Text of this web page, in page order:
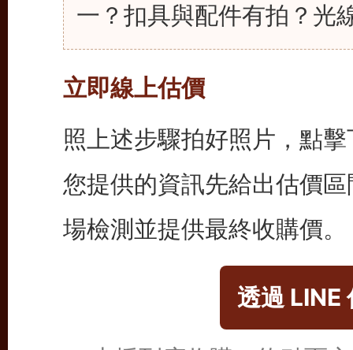
一？扣具與配件有拍？光
立即線上估價
照上述步驟拍好照片，點
您提供的資訊先給出估價
場檢測並提供最終收購價。
透過 LINE